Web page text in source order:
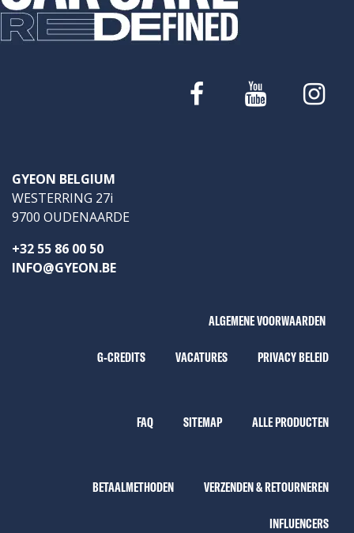
GYEON BELGIUM
WESTERRING 27i
9700 OUDENAARDE
+32 55 86 00 50
INFO@GYEON.BE
ALGEMENE VOORWAARDEN
G-CREDITS VACATURES PRIVACY BELEID
FAQ SITEMAP ALLE PRODUCTEN
BETAALMETHODEN VERZENDEN & RETOURNEREN
INFLUENCERS